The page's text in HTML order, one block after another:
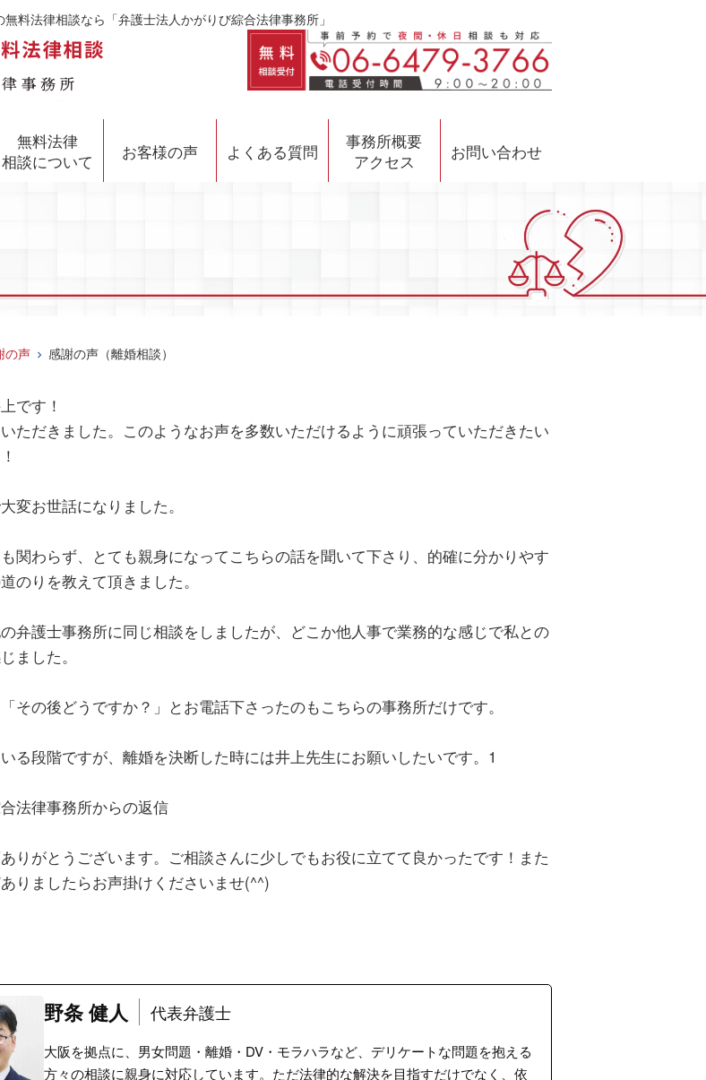
料法律相談なら「弁護士法人かがりび綜合法律事務所」
無料法律
相談について
お客様の声 よくある質問
事務所概要
アクセス
お問い合わせ
の声 感謝の声（離婚相談）
です！
ただきました。このようなお声を多数いただけるように頑張っていただきたい
変お世話になりました。
関わらず、とても親身になってこちらの話を聞いて下さり、的確に分かりやす
のりを教えて頂きました。
弁護士事務所に同じ相談をしましたが、どこか他人事で業務的な感じで私との
ました。
その後どうですか？」とお電話下さったのもこちらの事務所だけです。
る段階ですが、離婚を決断した時には井上先生にお願いしたいです。1
法律事務所からの返信
りがとうございます。ご相談さんに少しでもお役に立てて良かったです！また
りましたらお声掛けくださいませ(^^)
野条 健人 代表弁護士
大阪を拠点に、男女問題・離婚・DV・モラハラなど、デリケートな問題を抱える
方々の相談に親身に対応しています。ただ法律的な解決を目指すだけでなく、依